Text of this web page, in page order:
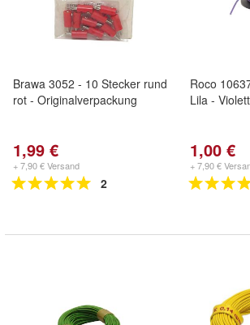
Brawa 3052 - 10 Stecker rund
rot - Originalverpackung
1,99 €
+ 7,90 € Versand
2
Roco
Lila -
1,00 €
+ 7,90 €